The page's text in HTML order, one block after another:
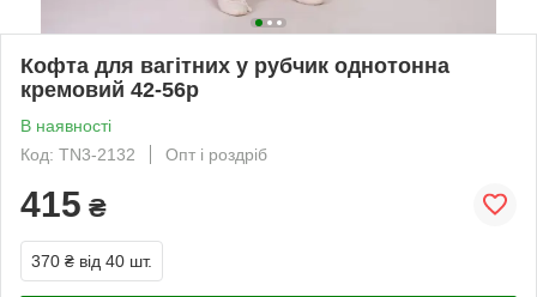
Кофта для вагітних у рубчик однотонна
кремовий 42-56р
В наявності
Код: TN3-2132
Опт і роздріб
415 ₴
370 ₴ від 40 шт.